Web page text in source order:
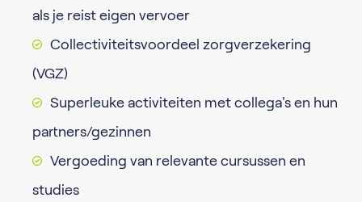
als je reist eigen vervoer
Collectiviteitsvoordeel zorgverzekering
(VGZ)
Superleuke activiteiten met collega's en hun
partners/gezinnen
Vergoeding van relevante cursussen en
studies